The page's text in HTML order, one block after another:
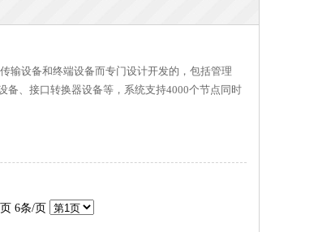
输设备和终端设备而专门设计开发的，包括管理
备、接口转换器设备等，系统支持4000个节点同时
6条/页